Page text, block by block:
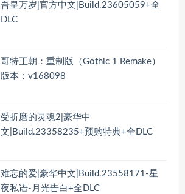
吾皇万岁|官方中文|Build.23605059+全
DLC
哥特王朝：重制版（Gothic 1 Remake）
版本：v168098
受折磨的灵魂2|豪华中
文|Build.23358235+预购特典+全DLC
难忘的爱|豪华中文|Build.23558171-星
夜私语-月光告白+全DLC